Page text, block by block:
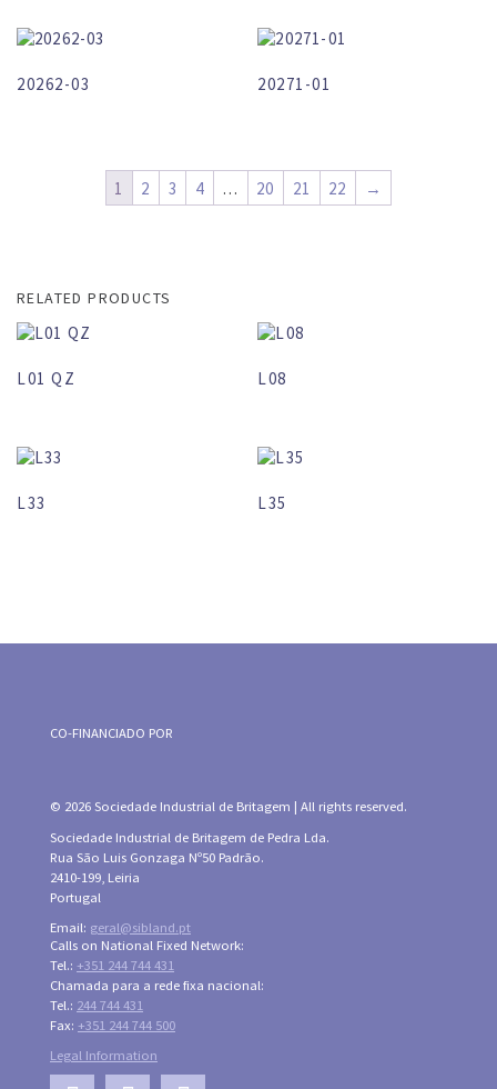
20262-03 20271-01
1 2 3 4 … 20 21 22 →
RELATED PRODUCTS
L01 QZ L08
L33 L35
CO-FINANCIADO POR
© 2026 Sociedade Industrial de Britagem | All rights reserved.
Sociedade Industrial de Britagem de Pedra Lda.
Rua São Luis Gonzaga Nº50 Padrão.
2410-199, Leiria
Portugal
Email: geral@sibland.pt
Calls on National Fixed Network:
Tel.: +351 244 744 431
Chamada para a rede fixa nacional:
Tel.: 244 744 431
Fax: +351 244 744 500
Legal Information